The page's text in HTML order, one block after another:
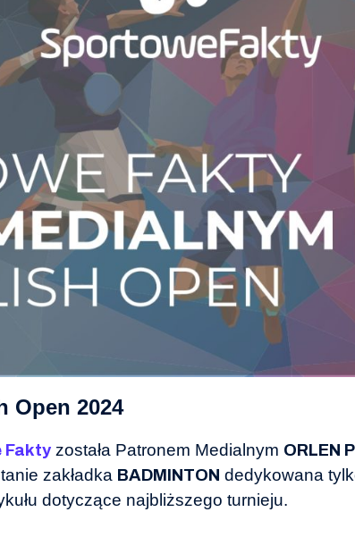
Open 2024
Fakty została Patronem Medialnym ORLEN
zakładka BADMINTON dedykowana
dotyczące najbliższego turnieju.